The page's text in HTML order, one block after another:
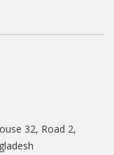
32, Road 2,